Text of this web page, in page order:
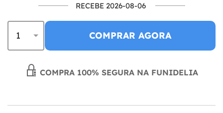
RECEBE 2026-08-06
COMPRAR AGORA
COMPRA 100% SEGURA NA FUNIDELIA